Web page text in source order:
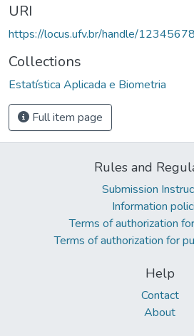
URI
https://locus.ufv.br/handle/
Collections
Estatística Aplicada e Biometria
Full item page
Rules and
Submission
Information
Terms of authorization
Terms of authorization for
Help
Contact
About